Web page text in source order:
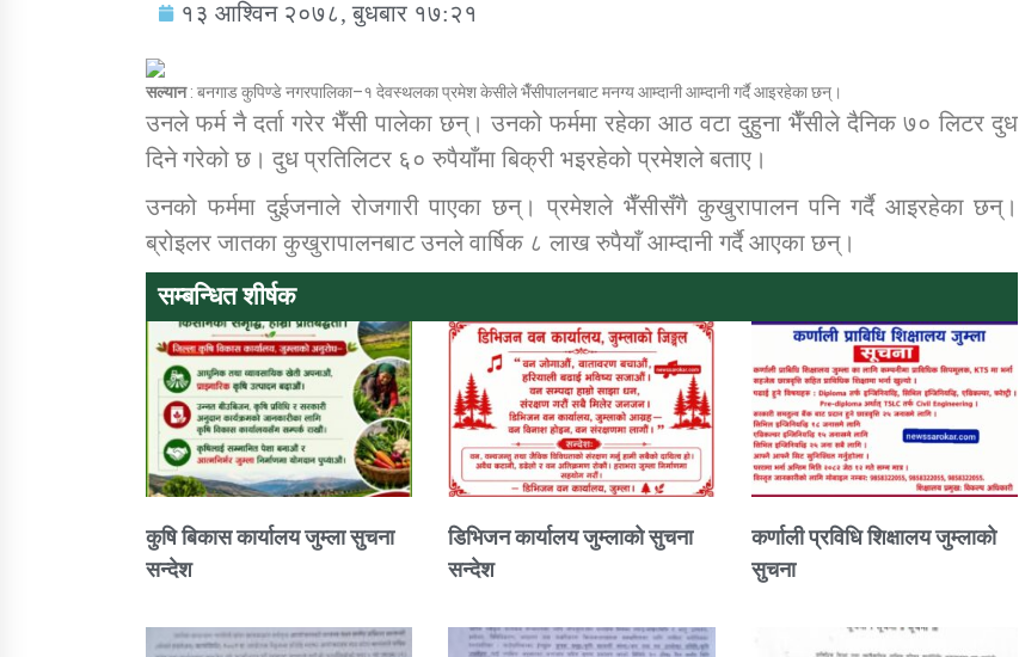
सामाजिक बिकास कार्यालय जुम्लाकाे सुचना कार्यक्रम कार्यान्वयन एकाई जुम्लाको सुचना
तातोपानी गाउँपालिकाको न्यायिक समिति सम्बन्धी
सन्देश
तातोपानी गाउँपालिका जुम्लाको महिला तथा
लैङ्गिक हिंसा सम्बन्धी सूचना सन्देश
तातोपानी गाउँपालिका जुम्लाको बालविवाह सन्देश तातोपानी गाउँपालिका जुम्लाको सूचना
१३ आश्विन २०७८, बुधबार १७:२१
सल्यान: बनगाड कुपिण्डे नगरपालिका–१ देवस्थलका प्रमेश केसीले भैँसीपालनबाट मनग्य आम्दानी आम्दानी गर्दै आइरहेका छन्।
उनले फर्म नै दर्ता गरेर भैँसी पालेका छन्। उनको फर्ममा रहेका आठ वटा दुहुना भैँसीले दैनिक ७० लिटर दुध
दिने गरेको छ। दुध प्रतिलिटर ६० रुपैयाँमा बिक्री भइरहेको प्रमेशले बताए।
उनको फर्ममा दुईजनाले रोजगारी पाएका छन्। प्रमेशले भैँसीसँगै कुखुरापालन पनि गर्दै आइरहेका छन्।
ब्रोइलर जातका कुखुरापालनबाट उनले वार्षिक ८ लाख रुपैयाँ आम्दानी गर्दै आएका छन्।
सम्बन्धित शीर्षक
कुषि बिकास कार्यालय जुम्ला सुचना
सन्देश
डिभिजन कार्यालय जुम्लाको सुचना
सन्देश
कर्णाली प्रविधि शिक्षालय जुम्लाको
सुचना